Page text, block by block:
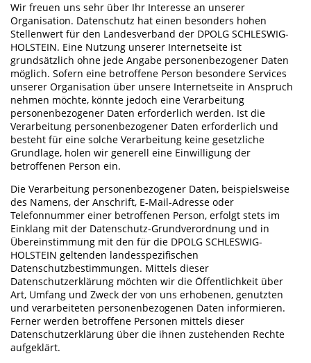
Wir freuen uns sehr über Ihr Interesse an unserer
Organisation. Datenschutz hat einen besonders hohen
Stellenwert für den Landesverband der DPOLG SCHLESWIG-
HOLSTEIN. Eine Nutzung unserer Internetseite ist
grundsätzlich ohne jede Angabe personenbezogener Daten
möglich. Sofern eine betroffene Person besondere Services
unserer Organisation über unsere Internetseite in Anspruch
nehmen möchte, könnte jedoch eine Verarbeitung
personenbezogener Daten erforderlich werden. Ist die
Verarbeitung personenbezogener Daten erforderlich und
besteht für eine solche Verarbeitung keine gesetzliche
Grundlage, holen wir generell eine Einwilligung der
betroffenen Person ein.
Die Verarbeitung personenbezogener Daten, beispielsweise
des Namens, der Anschrift, E-Mail-Adresse oder
Telefonnummer einer betroffenen Person, erfolgt stets im
Einklang mit der Datenschutz-Grundverordnung und in
Übereinstimmung mit den für die DPOLG SCHLESWIG-
HOLSTEIN geltenden landesspezifischen
Datenschutzbestimmungen. Mittels dieser
Datenschutzerklärung möchten wir die Öffentlichkeit über
Art, Umfang und Zweck der von uns erhobenen, genutzten
und verarbeiteten personenbezogenen Daten informieren.
Ferner werden betroffene Personen mittels dieser
Datenschutzerklärung über die ihnen zustehenden Rechte
aufgeklärt.